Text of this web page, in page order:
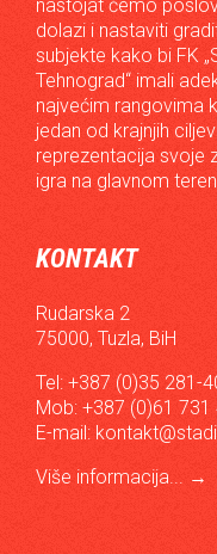
nastojat ćemo
dolazi i nastaviti
subjekte kako bi FK
Tehnograd“ imali
najvećim rangovima
jedan od krajnjih
reprezentacija svoje
igra na glavnom
KONTAKT
Rudarska 2
75000, Tuzla, BiH
Tel: +387 (0)35 281-
Mob: +387 (0)61 731
E-mail:
Više informacija...
→